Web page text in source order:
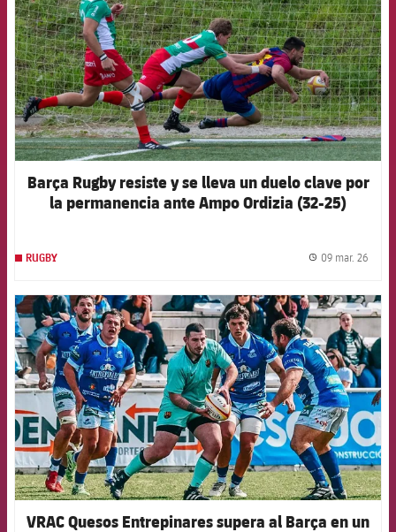
Barça Rugby resiste y se lleva un duelo clave por
la permanencia ante Ampo Ordizia (32-25)
RUGBY 09 mar. 26
FCB Barcelona badge
VRAC Quesos Entrepinares supera al Barça en un